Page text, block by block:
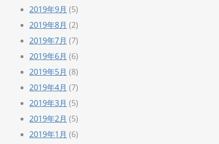
2019年9月 (5)
2019年8月 (2)
2019年7月 (7)
2019年6月 (6)
2019年5月 (8)
2019年4月 (7)
2019年3月 (5)
2019年2月 (5)
2019年1月 (6)